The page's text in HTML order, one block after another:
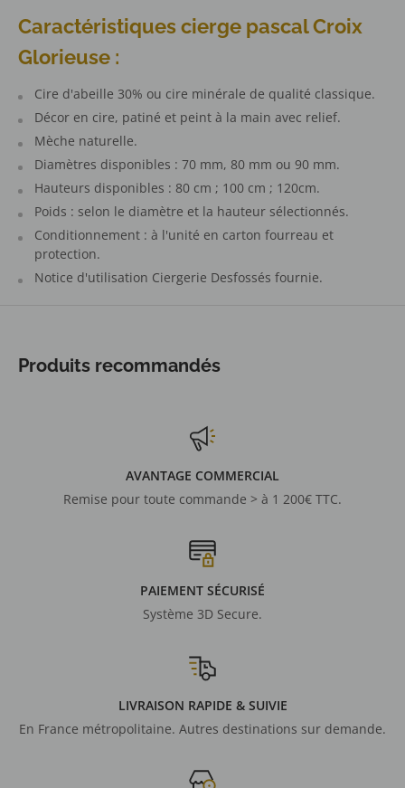
Caractéristiques cierge pascal Croix
Glorieuse :
Cire d'abeille 30% ou cire minérale de qualité classique.
Décor en cire, patiné et peint à la main avec relief.
Mèche naturelle.
Diamètres disponibles : 70 mm, 80 mm ou 90 mm.
Hauteurs disponibles : 80 cm ; 100 cm ; 120cm.
Poids : selon le diamètre et la hauteur sélectionnés.
Conditionnement : à l'unité en carton fourreau et
protection.
Notice d'utilisation Ciergerie Desfossés fournie.
Produits recommandés
AVANTAGE COMMERCIAL
Remise pour toute commande > à 1 200€ TTC.
PAIEMENT SÉCURISÉ
Système 3D Secure.
LIVRAISON RAPIDE & SUIVIE
En France métropolitaine. Autres destinations sur demande.